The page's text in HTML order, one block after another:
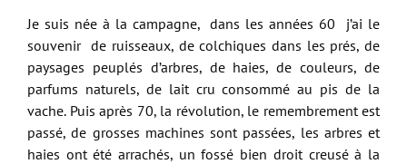
Je suis née à la campagne, dans les années 60 j’ai le
souvenir de ruisseaux, de colchiques dans les prés, de
paysages peuplés d’arbres, de haies, de couleurs, de
parfums naturels, de lait cru consommé au pis de la
vache. Puis après 70, la révolution, le remembrement est
passé, de grosses machines sont passées, les arbres et
haies ont été arrachés, un fossé bien droit creusé à la